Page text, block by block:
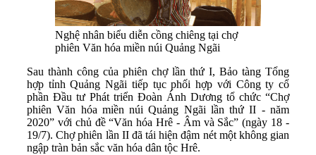
Nghệ nhân biểu diễn cồng chiêng tại chợ
phiên Văn hóa miền núi Quảng Ngãi
Sau thành công của phiên chợ lần thứ I, Bảo tàng Tổng
hợp tỉnh Quảng Ngãi tiếp tục phối hợp với Công ty cổ
phần Đầu tư Phát triển Đoàn Ánh Dương tổ chức “Chợ
phiên Văn hóa miền núi Quảng Ngãi lần thứ II - năm
2020” với chủ đề “Văn hóa Hrê - Âm và Sắc” (ngày 18 -
19/7). Chợ phiên lần II đã tái hiện đậm nét một không gian
ngập tràn bản sắc văn hóa dân tộc Hrê.